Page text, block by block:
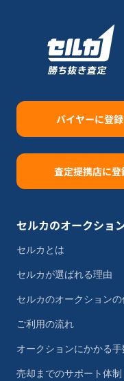
バイヤーに登
査定提携店に
セルカのオークショ
セルカとは
セルカが選ばれる理由
セルカのオークションの
ご利用の流れ
オークションにかかる
売却までのサポート体制